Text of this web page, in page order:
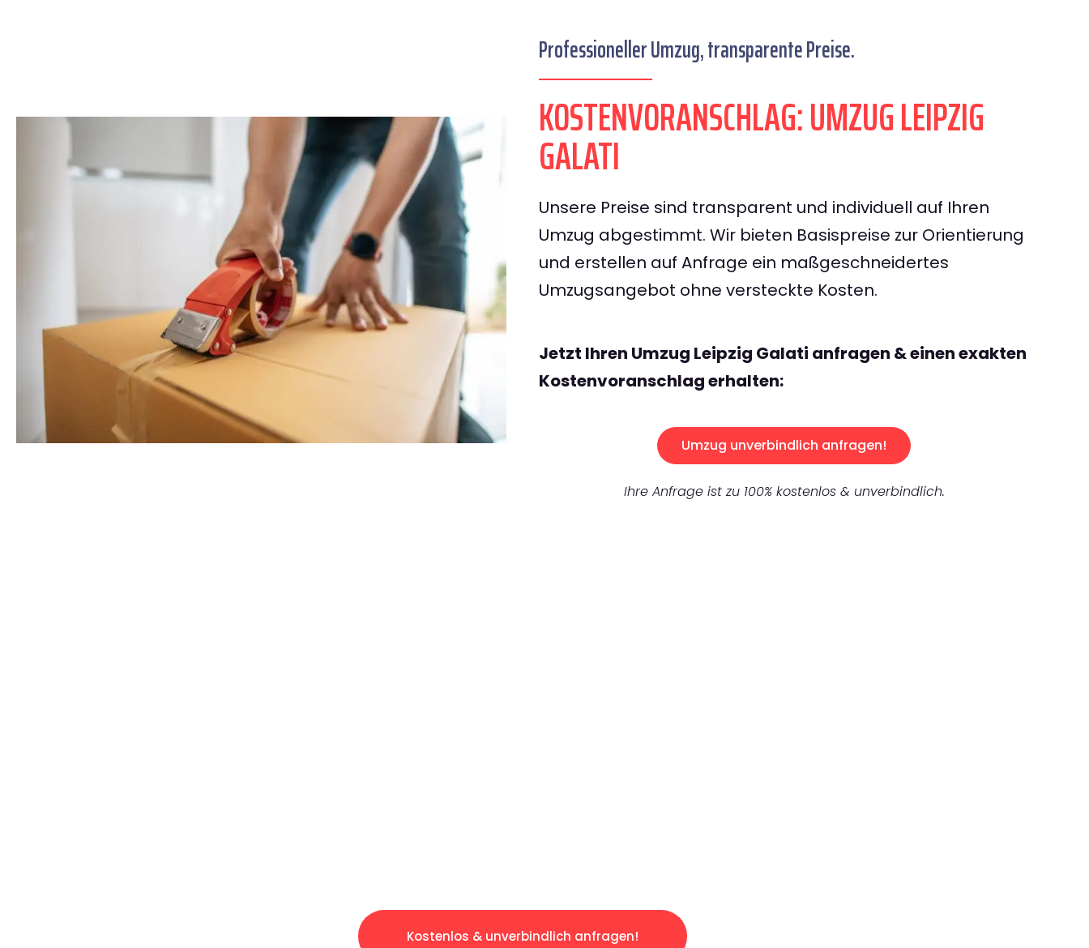
Professioneller Umzug, transparente Preise.
KOSTENVORANSCHLAG: UMZUG LEIPZIG
GALATI
Unsere Preise sind transparent und individuell auf Ihren
Umzug abgestimmt. Wir bieten Basispreise zur Orientierung
und erstellen auf Anfrage ein maßgeschneidertes
Umzugsangebot ohne versteckte Kosten.
Jetzt Ihren Umzug Leipzig Galati anfragen & einen exakten
Kostenvoranschlag erhalten:
Umzug unverbindlich anfragen!
Ihre Anfrage ist zu 100% kostenlos & unverbindlich.
Kostenlos & unverbindlich anfragen!